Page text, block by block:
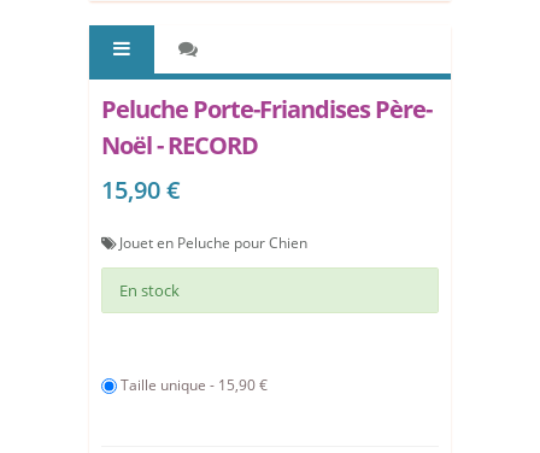
Peluche Porte-Friandises Père-
Noël - RECORD
15,90 €
Jouet en Peluche pour Chien
En stock
Taille unique - 15,90 €